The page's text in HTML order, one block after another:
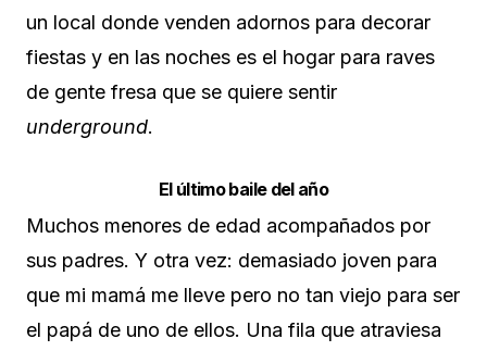
un local donde venden adornos para decorar
fiestas y en las noches es el hogar para raves
de gente fresa que se quiere sentir
underground.
El último baile del año
Muchos menores de edad acompañados por
sus padres. Y otra vez: demasiado joven para
que mi mamá me lleve pero no tan viejo para ser
el papá de uno de ellos. Una fila que atraviesa